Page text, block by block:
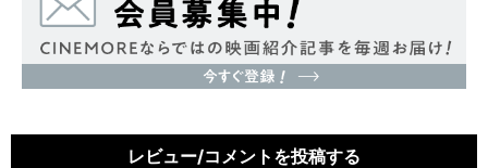
レビュー/コメントを投稿する